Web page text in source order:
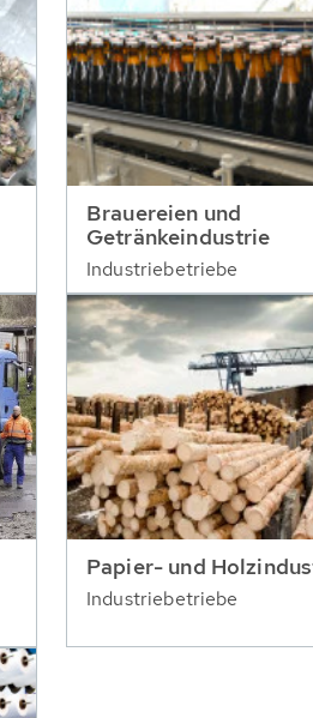
Brauereien und
Getränkeindustrie
Industriebetriebe
Papier- und
Industriebetriebe